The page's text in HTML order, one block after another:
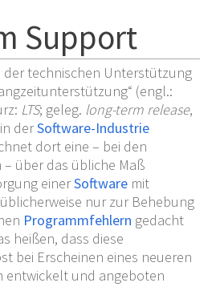
Support
der technischen Unterstützung
(engl.:
LTS; geleg. long-term release,
derSoftware-Industrie
dort eine – bei den
über das übliche Maß
einerSoftware mit
nur zur Behebung
Programmfehlern gedacht
heißen, dass diese
bei Erscheinen eines neueren
entwickelt und angeboten